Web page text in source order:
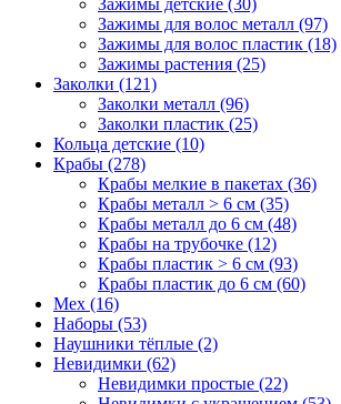
Зажимы детские (30)
Зажимы для волос металл (97)
Зажимы для волос пластик (18)
Зажимы растения (25)
Заколки (121)
Заколки металл (96)
Заколки пластик (25)
Кольца детские (10)
Крабы (278)
Крабы мелкие в пакетах (36)
Крабы металл > 6 см (35)
Крабы металл до 6 см (48)
Крабы на трубочке (12)
Крабы пластик > 6 см (93)
Крабы пластик до 6 см (60)
Мех (16)
Наборы (53)
Наушники тёплые (2)
Невидимки (62)
Невидимки простые (22)